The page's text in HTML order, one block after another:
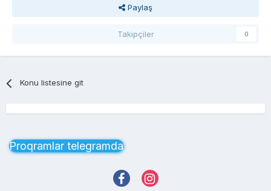
Paylaş
Takipçiler 0
Konu listesine git
Proqramlar telegramda